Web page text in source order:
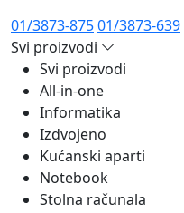
01/3873-87501/3873-639
Svi proizvodi
Svi proizvodi
All-in-one
Informatika
Izdvojeno
Kućanski aparti
Notebook
Stolna računala